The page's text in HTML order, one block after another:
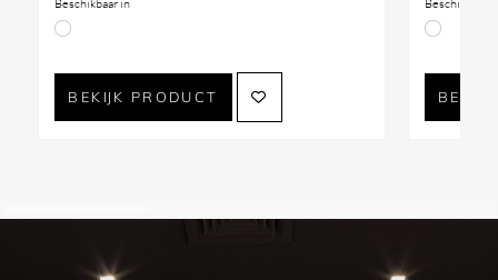
Beschikbaar in
BEKIJK PRODUCT
Beschikbaar